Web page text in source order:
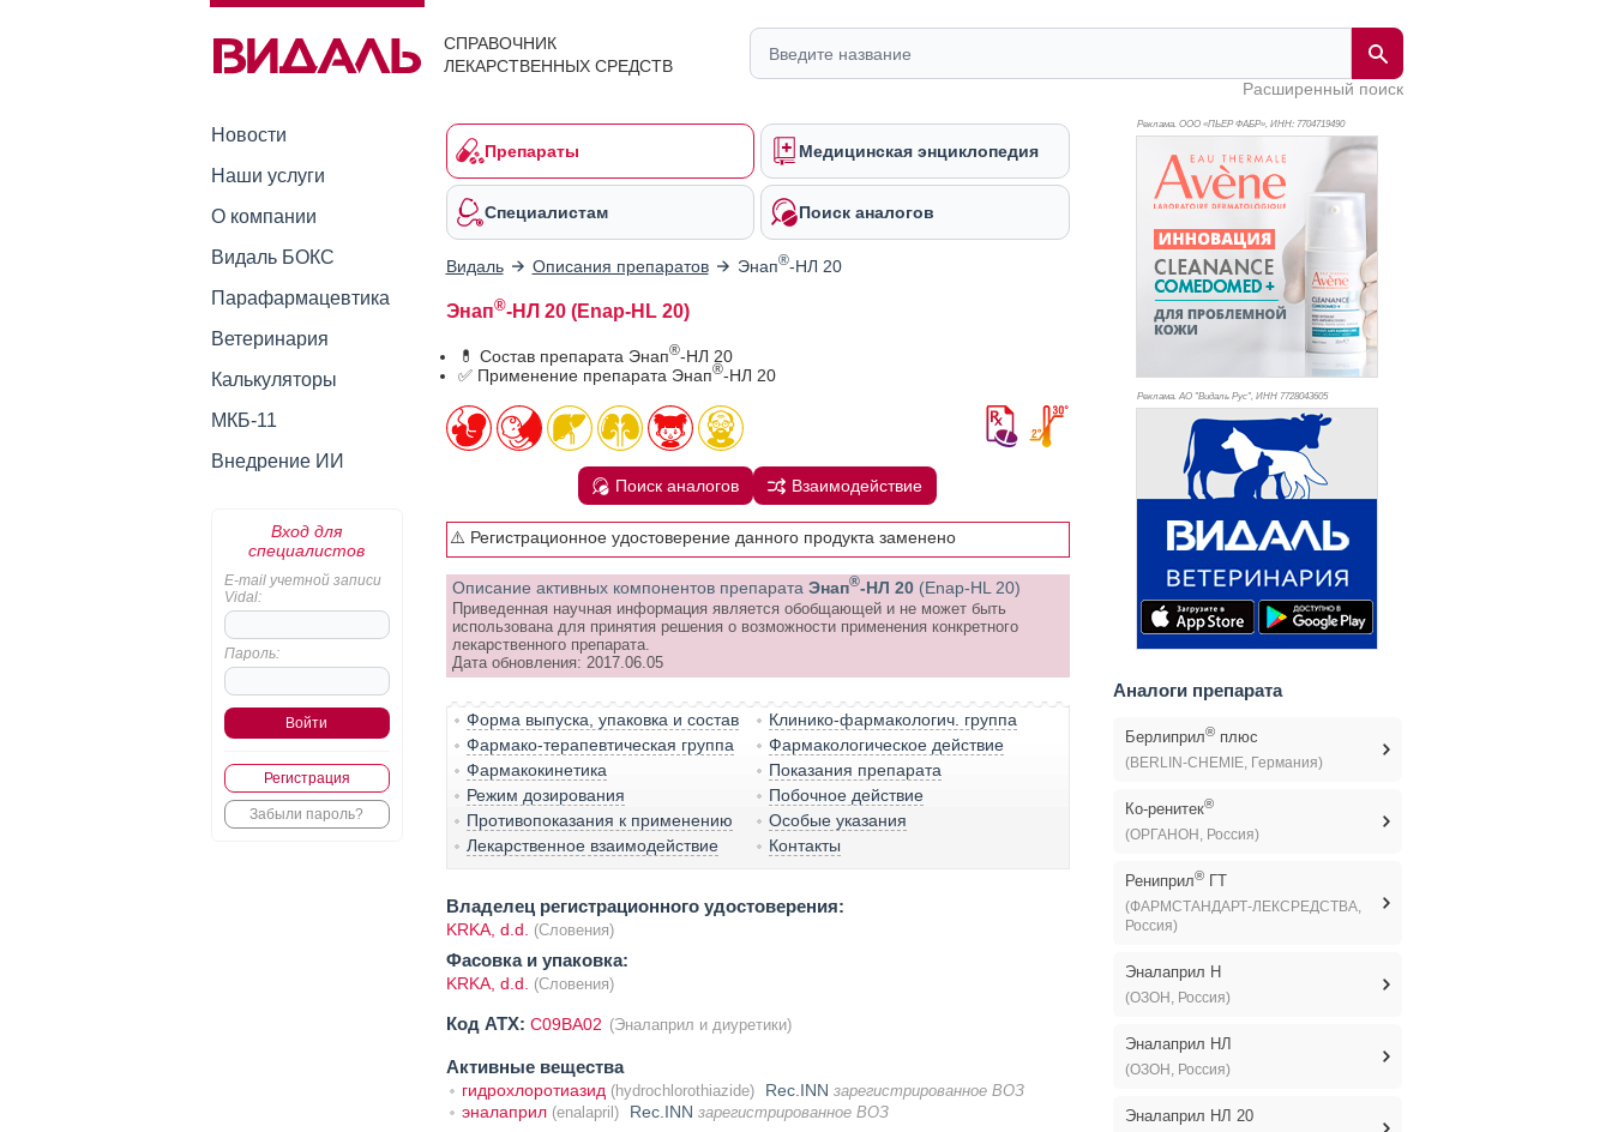
СПРАВОЧНИК
ЛЕКАРСТВЕННЫХ СРЕДСТВ
Расширенный поиск
Новости
Наши услуги
О компании
Видаль БОКС
Парафармацевтика
Ветеринария
Калькуляторы
МКБ-11
Внедрение ИИ
Вход для
специалистов
E-mail учетной записи
Vidal:
Пароль:
Регистрация
Забыли пароль?
Препараты Медицинская энциклопедия
Специалистам Поиск аналогов
Видаль Описания препаратов Энап®-НЛ 20
Энап®-НЛ 20 (Enap-HL 20)
💊 Состав препарата Энап®-НЛ 20
✅ Применение препарата Энап®-НЛ 20
Поиск аналогов Взаимодействие
⚠️ Регистрационное удостоверение данного продукта заменено
Описание активных компонентов препарата Энап®-НЛ 20 (Enap-HL 20)
Приведенная научная информация является обобщающей и не может быть
использована для принятия решения о возможности применения конкретного
лекарственного препарата.
Дата обновления: 2017.06.05
Форма выпуска, упаковка и состав
Клинико-фармакологич. группа
Фармако-терапевтическая группа
Фармакологическое действие
Фармакокинетика
Показания препарата
Режим дозирования
Побочное действие
Противопоказания к применению
Особые указания
Лекарственное взаимодействие
Контакты
Владелец регистрационного удостоверения:
KRKA, d.d. (Словения)
Фасовка и упаковка:
KRKA, d.d. (Словения)
Код ATX: C09BA02 (Эналаприл и диуретики)
Активные вещества
гидрохлоротиазид (hydrochlorothiazide) Rec.INN зарегистрированное ВОЗ
эналаприл (enalapril) Rec.INN зарегистрированное ВОЗ
Реклама. ООО «ПЬЕР ФАБР», ИНН: 7704719490
Реклама. АО "Видаль Рус", ИНН 7728043605
Аналоги препарата
Берлиприл®плюс
(BERLIN-CHEMIE, Германия)
Ко-ренитек®
(ОРГАНОН, Россия)
Рениприл®ГТ
(ФАРМСТАНДАРТ-ЛЕКСРЕДСТВА,
Россия)
Эналаприл Н
(ОЗОН, Россия)
Эналаприл НЛ
(ОЗОН, Россия)
Эналаприл НЛ 20